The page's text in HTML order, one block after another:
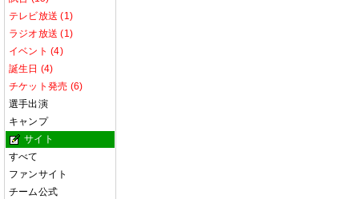
テレビ放送 (1)
ラジオ放送 (1)
イベント (4)
誕生日 (4)
チケット発売 (6)
選手出演
キャンプ
サイト
すべて
ファンサイト
チーム公式